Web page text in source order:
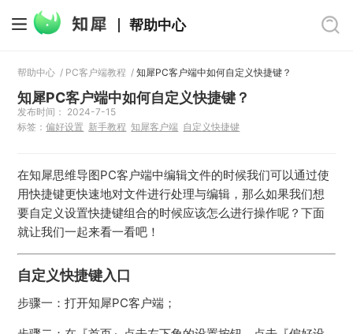
帮助中心
帮助中心 / PC客户端教程 /知犀PC客户端中如何自定义快捷键？
知犀PC客户端中如何自定义快捷键？
发布时间： 2024-7-15
标签：偏好设置 新手教程 知犀客户端 自定义快捷键
在知犀思维导图PC客户端中编辑文件的时候我们可以通过使
用快捷键更快速地对文件进行处理与编辑，那么如果我们想
要自定义设置快捷键组合的时候应该怎么进行操作呢？下面
就让我们一起来看一看吧！
自定义快捷键入口
步骤一：打开知犀PC客户端；